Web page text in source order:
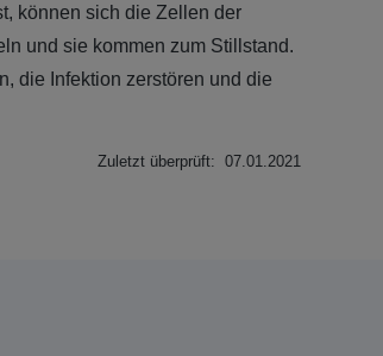
können sich die Zellen der
und sie kommen zum Stillstand.
die Infektion zerstören und die
Zuletzt überprüft: 07.01.2021